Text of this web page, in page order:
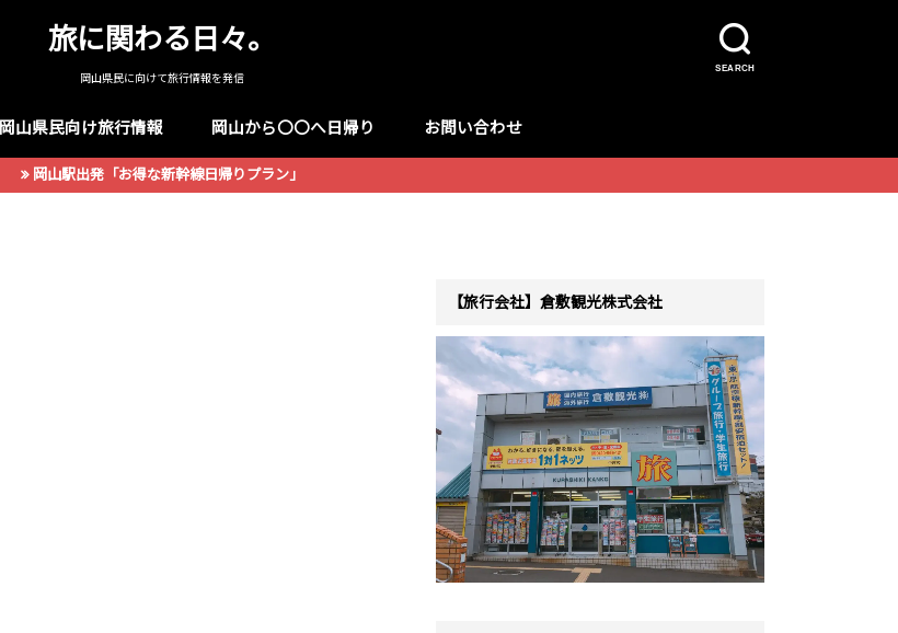
SEARCH
旅に関わる日々。
岡山県民に向けて旅行情報を発信
岡山県民向け旅行情報 岡山から〇〇へ日帰り お問い合わせ
岡山駅出発「お得な新幹線日帰りプラン」
【旅行会社】倉敷観光株式会社